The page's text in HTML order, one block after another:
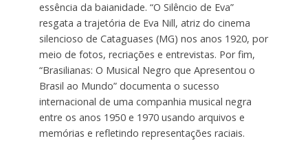
essência da baianidade. “O Silêncio de Eva”
resgata a trajetória de Eva Nill, atriz do cinema
silencioso de Cataguases (MG) nos anos 1920, por
meio de fotos, recriações e entrevistas. Por fim,
“Brasilianas: O Musical Negro que Apresentou o
Brasil ao Mundo” documenta o sucesso
internacional de uma companhia musical negra
entre os anos 1950 e 1970 usando arquivos e
memórias e refletindo representações raciais.